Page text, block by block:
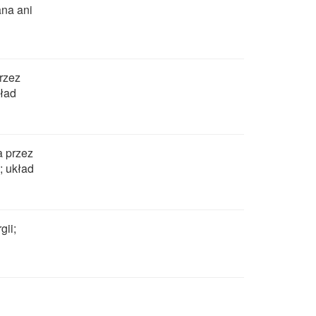
ani
przez
układ